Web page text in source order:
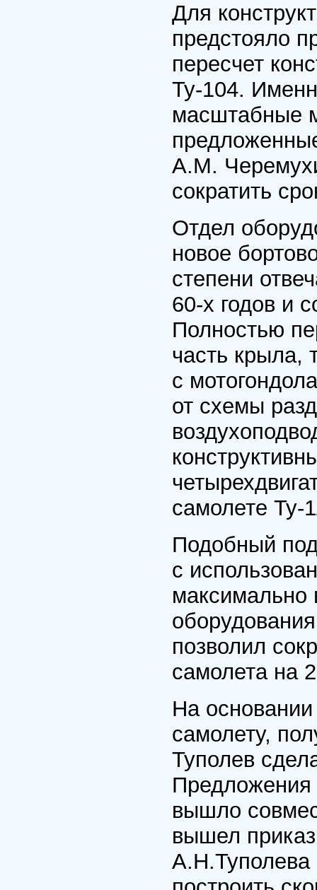
Для
предстояло
пересчет
Ту-104.
масштабные
A.M.
сократить
Отдел
новое
степени
60-х годов и
Полностью
часть крыла,
с
от схемы
самолете Ту-
Подобный
с
максимально
позволил
самолета на
На
самолету,
Туполев
вышло
вышел
А.Н.Туполева